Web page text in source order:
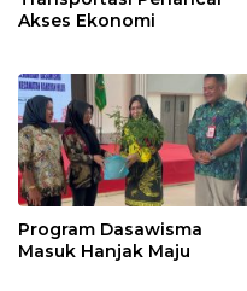
Akses Ekonomi
Program Dasawisma
Masuk Hanjak Maju